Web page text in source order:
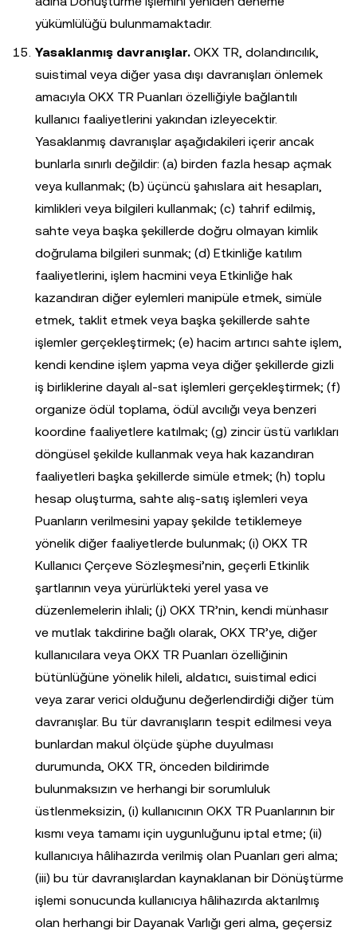
yükümlülüğü bulunmamaktadır.
Yasaklanmış davranışlar. OKX TR, dolandırıcılık,
suistimal veya diğer yasa dışı davranışları önlemek
amacıyla OKX TR Puanları özelliğiyle bağlantılı
kullanıcı faaliyetlerini yakından izleyecektir.
Yasaklanmış davranışlar aşağıdakileri içerir ancak
bunlarla sınırlı değildir: (a) birden fazla hesap açmak
veya kullanmak; (b) üçüncü şahıslara ait hesapları,
kimlikleri veya bilgileri kullanmak; (c) tahrif edilmiş,
sahte veya başka şekillerde doğru olmayan kimlik
doğrulama bilgileri sunmak; (d) Etkinliğe katılım
faaliyetlerini, işlem hacmini veya Etkinliğe hak
kazandıran diğer eylemleri manipüle etmek, simüle
etmek, taklit etmek veya başka şekillerde sahte
işlemler gerçekleştirmek; (e) hacim artırıcı sahte işlem,
kendi kendine işlem yapma veya diğer şekillerde gizli
iş birliklerine dayalı al-sat işlemleri gerçekleştirmek; (f)
organize ödül toplama, ödül avcılığı veya benzeri
koordine faaliyetlere katılmak; (g) zincir üstü varlıkları
döngüsel şekilde kullanmak veya hak kazandıran
faaliyetleri başka şekillerde simüle etmek; (h) toplu
hesap oluşturma, sahte alış-satış işlemleri veya
Puanların verilmesini yapay şekilde tetiklemeye
yönelik diğer faaliyetlerde bulunmak; (i) OKX TR
Kullanıcı Çerçeve Sözleşmesi’nin, geçerli Etkinlik
şartlarının veya yürürlükteki yerel yasa ve
düzenlemelerin ihlali; (j) OKX TR’nin, kendi münhasır
ve mutlak takdirine bağlı olarak, OKX TR’ye, diğer
kullanıcılara veya OKX TR Puanları özelliğinin
bütünlüğüne yönelik hileli, aldatıcı, suistimal edici
veya zarar verici olduğunu değerlendirdiği diğer tüm
davranışlar. Bu tür davranışların tespit edilmesi veya
bunlardan makul ölçüde şüphe duyulması
durumunda, OKX TR, önceden bildirimde
bulunmaksızın ve herhangi bir sorumluluk
üstlenmeksizin, (i) kullanıcının OKX TR Puanlarının bir
kısmı veya tamamı için uygunluğunu iptal etme; (ii)
kullanıcıya hâlihazırda verilmiş olan Puanları geri alma;
(iii) bu tür davranışlardan kaynaklanan bir Dönüştürme
işlemi sonucunda kullanıcıya hâlihazırda aktarılmış
olan herhangi bir Dayanak Varlığı geri alma, geçersiz